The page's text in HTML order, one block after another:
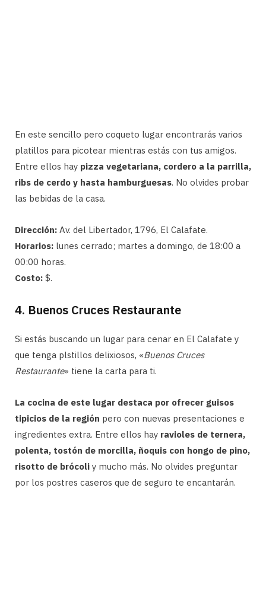
En este sencillo pero coqueto lugar encontrarás varios
platillos para picotear mientras estás con tus amigos.
Entre ellos hay pizza vegetariana, cordero a la parrilla,
ribs de cerdo y hasta hamburguesas. No olvides probar
las bebidas de la casa.
Dirección: Av. del Libertador, 1796, El Calafate.
Horarios: lunes cerrado; martes a domingo, de 18:00 a
00:00 horas.
Costo: $.
4. Buenos Cruces Restaurante
Si estás buscando un lugar para cenar en El Calafate y
que tenga plstillos delixiosos, «Buenos Cruces
Restaurante» tiene la carta para ti.
La cocina de este lugar destaca por ofrecer guisos
tipicios de la región pero con nuevas presentaciones e
ingredientes extra. Entre ellos hay ravioles de ternera,
polenta, tostón de morcilla, ñoquis con hongo de pino,
risotto de brócoli y mucho más. No olvides preguntar
por los postres caseros que de seguro te encantarán.